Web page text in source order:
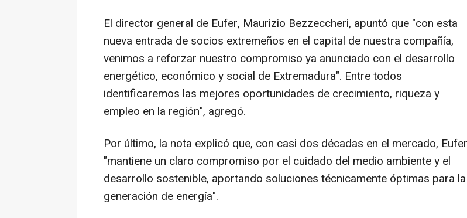
El director general de Eufer, Maurizio Bezzeccheri, apuntó que "con esta
nueva entrada de socios extremeños en el capital de nuestra compañía,
venimos a reforzar nuestro compromiso ya anunciado con el desarrollo
energético, económico y social de Extremadura". Entre todos
identificaremos las mejores oportunidades de crecimiento, riqueza y
empleo en la región", agregó.
Por último, la nota explicó que, con casi dos décadas en el mercado, Eufer
"mantiene un claro compromiso por el cuidado del medio ambiente y el
desarrollo sostenible, aportando soluciones técnicamente óptimas para la
generación de energía".